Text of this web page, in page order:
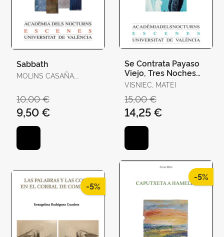
Sabbath
MOLINS CASAÑA,
10,00 €
9,50 €
Se Contrata Payaso
Viejo, Tres Noches
con Madox y Otras
Obras Cortas
VISNIEC, MATEI
15,00 €
14,25 €
-5%
-5%